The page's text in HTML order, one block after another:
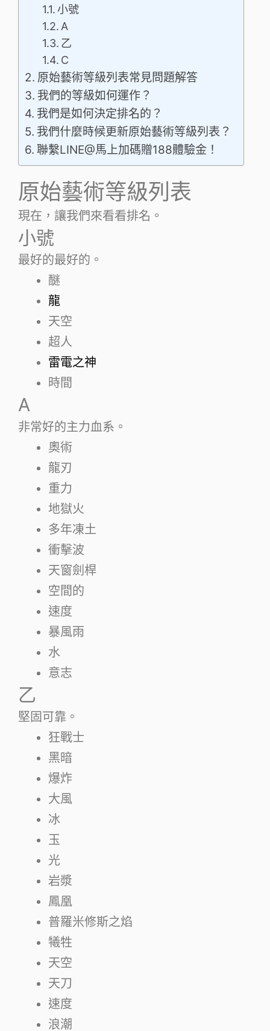
小號
A
乙
C
原始藝術等級列表常見問題解答
我們的等級如何運作？
我們是如何決定排名的？
我們什麼時候更新原始藝術等級列表？
聯繫LINE@馬上加碼贈188體驗金！
原始藝術等級列表
現在，讓我們來看看排名。
小號
最好的最好的。
醚
龍
天空
超人
雷電之神
時間
A
非常好的主力血系。
奧術
龍刃
重力
地獄火
多年凍土
衝擊波
天窗劍桿
空間的
速度
暴風雨
水
意志
乙
堅固可靠。
狂戰士
黑暗
爆炸
大風
冰
玉
光
岩漿
鳳凰
普羅米修斯之焰
犧牲
天空
天刀
速度
浪潮